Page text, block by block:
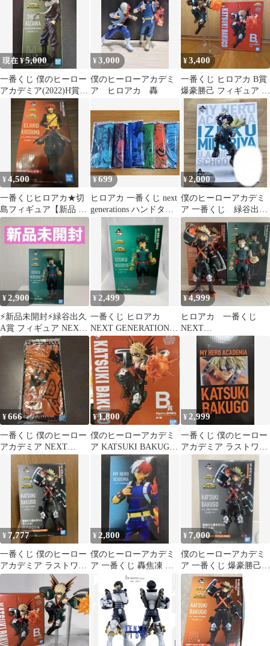
現在 ¥5,000
一番くじ 僕のヒーロー
アカデミア(2022)H賞
相澤消太;figure
¥3,000
僕のヒーローアカデミ
ア ヒロアカ 轟
¥3,400
一番くじ ヒロアカ B賞
爆豪勝己 フィギュア 箱
あり 即購入OK
¥4,500
一番くじヒロアカ★切
島フィギュア【新品 未
開封品】
¥699
ヒロアカ 一番くじ next
generations ハンドタオ
¥2,000
僕のヒーローアカデミ
ア 一番くじ 緑谷出久
A賞 フィギュア
¥2,900
⚡新品未開封⚡緑谷出久
A賞 フィギュア NEXT
GENERATIONS！！②
¥ 2,499
一番くじ ヒロアカ
NEXT GENERATIONS
A賞 緑谷出久 フィギュ
ア
¥4,999
ヒロアカ 一番くじ
NEXT
GENERATIONS 爆
豪 緑谷 フィギュア
¥666
一番くじ 僕のヒーロー
アカデミア NEXT
GENERATIONS！！2
タオル
¥1,800
僕のヒーローアカデミ
ア KATSUKI BAKUGO
B賞 フィギュア 一番
¥2,999
一番くじ 僕のヒーロー
アカデミア ラストワン
賞 爆豪勝己
¥ 7,777
一番くじ 僕のヒーロー
アカデミア ラストワン
賞 爆豪勝己 フィギュア
¥2,800
僕のヒーローアカデミ
ア 一番くじ 轟焦凍 フ
ィギュア E賞 未開封
¥ 7,000
僕のヒーローアカデミ
ア 一番くじ 爆豪勝己
ラストワン賞 フィギュ
ア